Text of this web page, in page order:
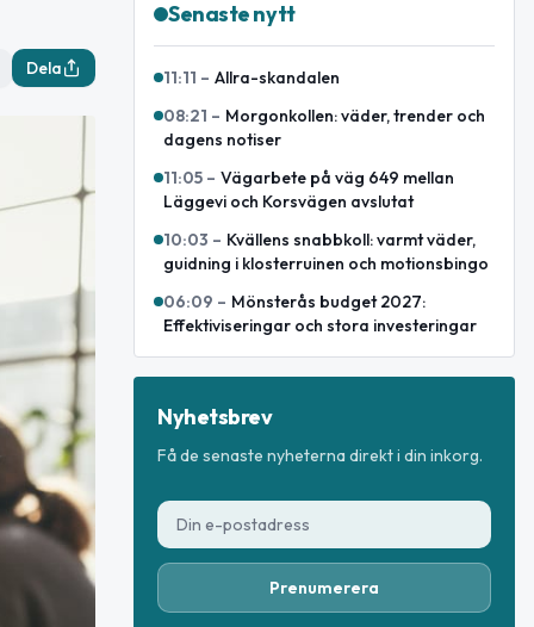
Dela
Senaste nytt
11:11 – Allra-skandalen
08:21 – Morgonkollen: väder, trender och
dagens notiser
11:05 – Vägarbete på väg 649 mellan
Läggevi och Korsvägen avslutat
10:03 – Kvällens snabbkoll: varmt väder,
guidning i klosterruinen och motionsbingo
06:09 – Mönsterås budget 2027:
Effektiviseringar och stora investeringar
Nyhetsbrev
Få de senaste nyheterna direkt i din inkorg.
Prenumerera